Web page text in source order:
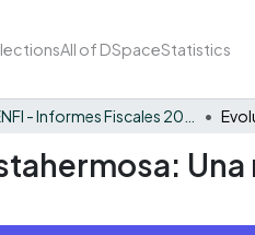
All of DSpaceStatistics